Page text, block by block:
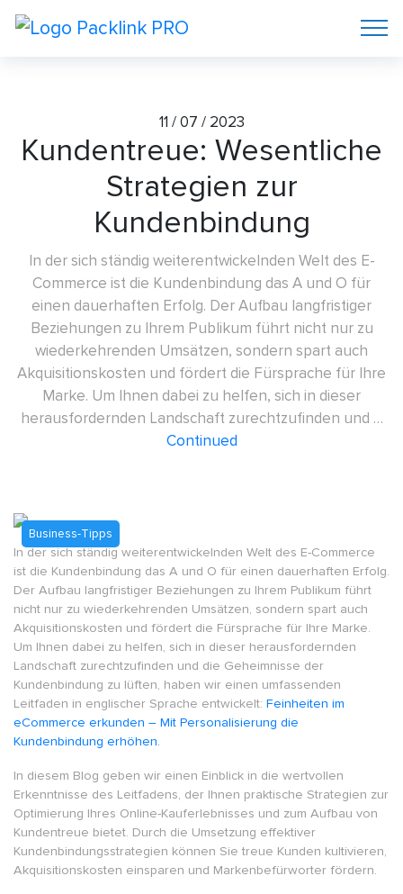
11 / 07 / 2023
Kundentreue: Wesentliche
Strategien zur
Kundenbindung
In der sich ständig weiterentwickelnden Welt des E-
Commerce ist die Kundenbindung das A und O für
einen dauerhaften Erfolg. Der Aufbau langfristiger
Beziehungen zu Ihrem Publikum führt nicht nur zu
wiederkehrenden Umsätzen, sondern spart auch
Akquisitionskosten und fördert die Fürsprache für Ihre
Marke. Um Ihnen dabei zu helfen, sich in dieser
herausfordernden Landschaft zurechtzufinden und …
Continued
Business-Tipps
In der sich ständig weiterentwickelnden Welt des E-Commerce
ist die Kundenbindung das A und O für einen dauerhaften Erfolg.
Der Aufbau langfristiger Beziehungen zu Ihrem Publikum führt
nicht nur zu wiederkehrenden Umsätzen, sondern spart auch
Akquisitionskosten und fördert die Fürsprache für Ihre Marke.
Um Ihnen dabei zu helfen, sich in dieser herausfordernden
Landschaft zurechtzufinden und die Geheimnisse der
Kundenbindung zu lüften, haben wir einen umfassenden
Leitfaden in englischer Sprache entwickelt: Feinheiten im
eCommerce erkunden – Mit Personalisierung die
Kundenbindung erhöhen.
In diesem Blog geben wir einen Einblick in die wertvollen
Erkenntnisse des Leitfadens, der Ihnen praktische Strategien zur
Optimierung Ihres Online-Kauferlebnisses und zum Aufbau von
Kundentreue bietet. Durch die Umsetzung effektiver
Kundenbindungsstrategien können Sie treue Kunden kultivieren,
Akquisitionskosten einsparen und Markenbefürworter fördern.